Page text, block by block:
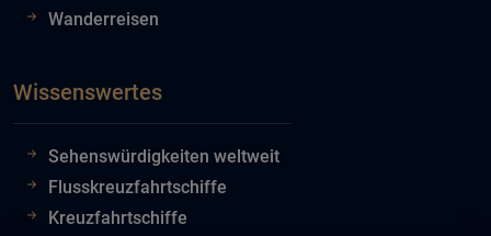
Wanderreisen
Wissenswertes
Sehenswürdigkeiten weltweit
Flusskreuzfahrtschiffe
Kreuzfahrtschiffe